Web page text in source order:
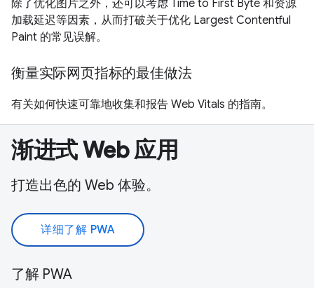
除了优化图片之外，还可以考虑 Time to First Byte 和资源
加载延迟等因素，从而打破关于优化 Largest Contentful
Paint 的常见误解。
衡量实际网页指标的最佳做法
有关如何快速可靠地收集和报告 Web Vitals 的指南。
渐进式 Web 应用
打造出色的 Web 体验。
详细了解 PWA
了解 PWA